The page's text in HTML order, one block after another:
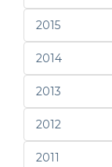
2015
2014
2013
2012
2011